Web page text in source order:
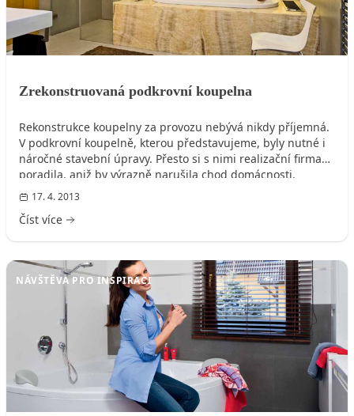
Zrekonstruovaná podkrovní koupelna
Rekonstrukce koupelny za provozu nebývá nikdy příjemná.
V podkrovní koupelně, kterou představujeme, byly nutné i
náročné stavební úpravy. Přesto si s nimi realizační firma
poradila, aniž by výrazně narušila chod domácnosti.
17. 4. 2013
Číst více
NÁVŠTĚVA PRO INSPIRACI